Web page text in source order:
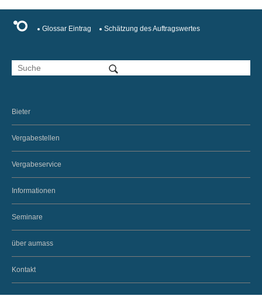
Glossar Eintrag Schätzung des Auftragswertes
Bieter
Vergabestellen
Vergabeservice
Informationen
Seminare
über aumass
Kontakt